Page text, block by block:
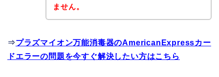
ません。
⇒プラズマイオン万能消毒器のAmericanExpressカー
ドエラーの問題を今すぐ解決したい方はこちら